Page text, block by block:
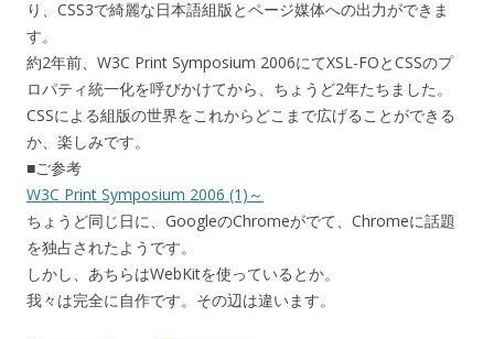
り、CSS3で綺麗な日本語組版とページ媒体への出力ができま
す。
約2年前、W3C Print Symposium 2006にてXSL-FOとCSSのプ
ロパティ統一化を呼びかけてから、ちょうど2年たちました。
CSSによる組版の世界をこれからどこまで広げることができる
か、楽しみです。
■ご参考
W3C Print Symposium 2006 (1)～
ちょうど同じ日に、GoogleのChromeがでて、Chromeに話題
を独占されたようです。
しかし、あちらはWebKitを使っているとか。
我々は完全に自作です。その辺は違います。